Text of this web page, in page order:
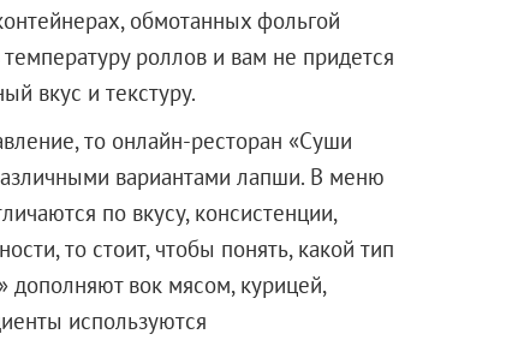
обмотанных фольгой
роллов и вам не придется
вкус и текстуру.
то онлайн-ресторан «Суши
вариантами лапши. В меню
по вкусу, консистенции,
то стоит, чтобы понять, какой тип
вок мясом, курицей,
используются